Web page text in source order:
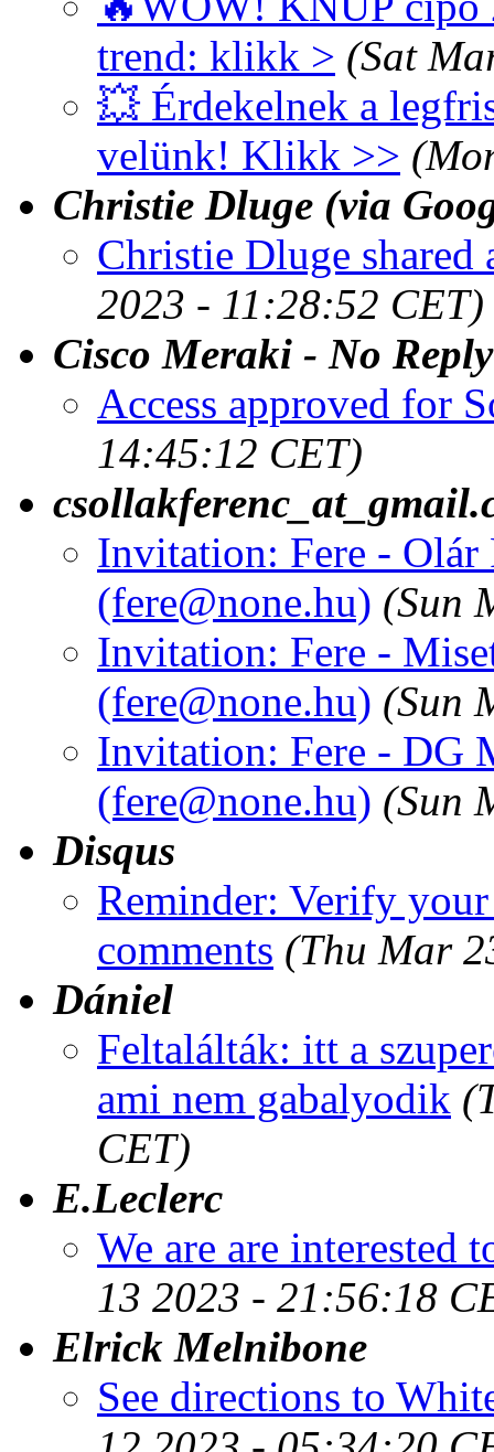
trend: klikk > (Sat
💥 Érdekelnek a
velünk! Klikk >>
Christie Dluge (via
Christie Dluge
2023 - 11:28:52 CET)
Cisco Meraki - No Reply
Access approved for
14:45:12 CET)
Invitation: Fere - Olár
(fere@none.hu) (Sun
Invitation: Fere -
(fere@none.hu) (Sun
Invitation: Fere - DG
(fere@none.hu) (Sun
Disqus
Reminder: Verify
comments (Thu Mar
Dániel
Feltalálták: itt a
ami nem gabalyodik
CET)
E.Leclerc
We are are interested
13 2023 - 21:56:18
Elrick Melnibone
See directions to